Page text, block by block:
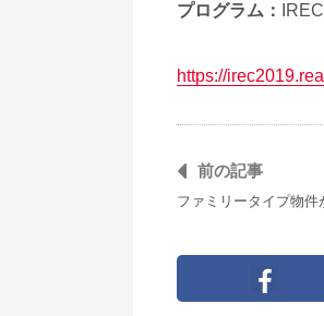
プログラム：
https://
前の記事
ファミリータイプ物